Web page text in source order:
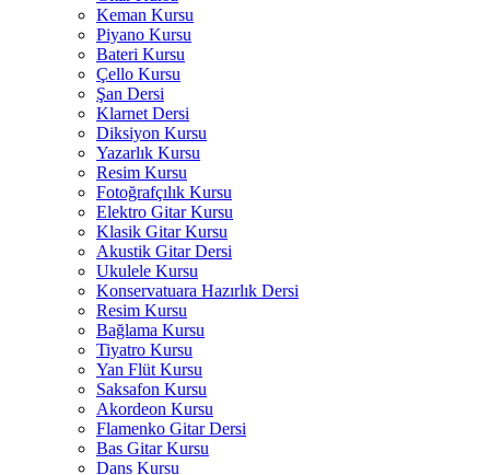
Keman Kursu
Piyano Kursu
Bateri Kursu
Çello Kursu
Şan Dersi
Klarnet Dersi
Diksiyon Kursu
Yazarlık Kursu
Resim Kursu
Fotoğrafçılık Kursu
Elektro Gitar Kursu
Klasik Gitar Kursu
Akustik Gitar Dersi
Ukulele Kursu
Konservatuara Hazırlık Dersi
Resim Kursu
Bağlama Kursu
Tiyatro Kursu
Yan Flüt Kursu
Saksafon Kursu
Akordeon Kursu
Flamenko Gitar Dersi
Bas Gitar Kursu
Dans Kursu